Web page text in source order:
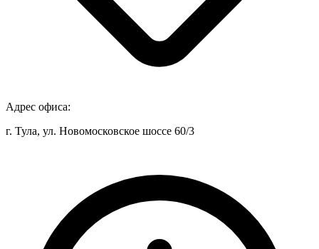
Адрес офиса:
г. Тула, ул. Новомосковское шоссе 60/3